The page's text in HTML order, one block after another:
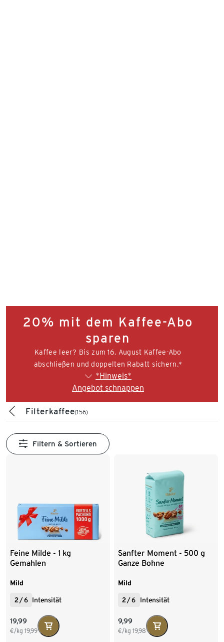
20% mit dem Kaffee-Abo
sparen
Kaffee leer? Bis zum 16. August Kaffee-Abo
abschließen und doppelten Rabatt sichern.*
*Hinweis*
Angebot schnappen
Filterkaffee(156)
Filtern & Sortieren
Feine Milde - 1 kg
Gemahlen
Mild
2 /6 Intensität
19,99
€/kg 19,99
Sanfter Moment - 500 g
Ganze Bohne
Mild
2/6 Intensität
9,99
€/kg 19,98